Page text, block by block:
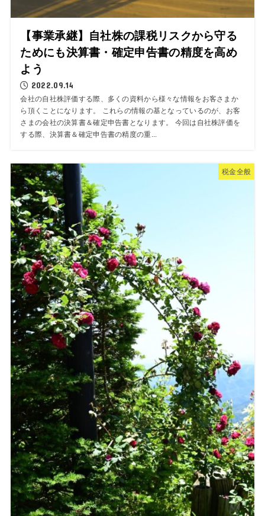
【事業承継】自社株の課税リスクから守る
ためにも決算書・確定申告書の精度を高め
よう
2022.09.14
会社の自社株評価する際、多くの資料から様々な情報をお客さまか
ら頂くことになります。 これらの情報の基となっているのが、お客
さまの会社の決算書＆確定申告書となります。 今回は自社株評価を
する際、決算書＆確定申告書の精度の重...
税金全般